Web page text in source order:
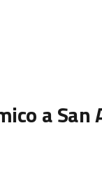
a San